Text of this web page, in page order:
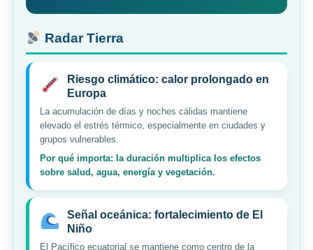
Radar Tierra
Riesgo climático: calor prolongado en
Europa
La acumulación de días y noches cálidas mantiene
elevado el estrés térmico, especialmente en ciudades y
grupos vulnerables.
Por qué importa: la duración multiplica los efectos
sobre salud, agua, energía y vegetación.
Señal oceánica: fortalecimiento de El
Niño
El Pacífico ecuatorial se mantiene como centro de la